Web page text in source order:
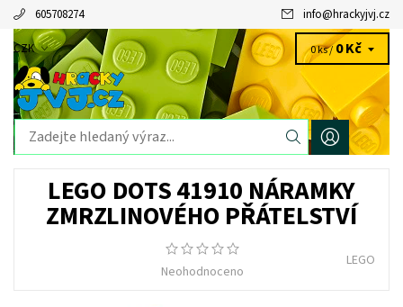
605708274 info@hrackyjvj.cz
CZK 0 ks /0 Kč
LEGO DOTS 41910 NÁRAMKY
ZMRZLINOVÉHO PŘÁTELSTVÍ
Neohodnoceno
LEGO